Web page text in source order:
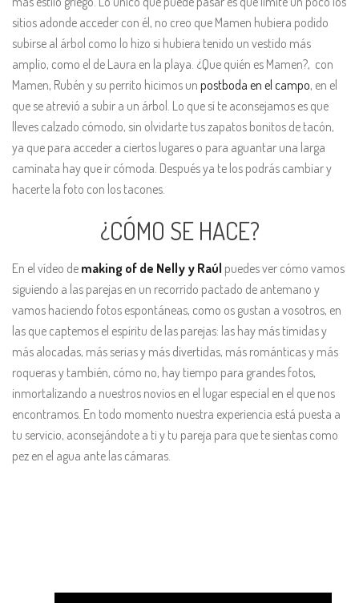
sitios adonde acceder con él, no creo que Mamen hubiera podido
subirse al árbol como lo hizo si hubiera tenido un vestido más
amplio, como el de Laura en la playa. ¿Que quién es Mamen?, con
Mamen, Rubén y su perrito hicimos un postboda en el campo, en el
que se atrevió a subir a un árbol. Lo que sí te aconsejamos es que
lleves calzado cómodo, sin olvidarte tus zapatos bonitos de tacón,
ya que para acceder a ciertos lugares o para aguantar una larga
caminata hay que ir cómoda. Después ya te los podrás cambiar y
hacerte la foto con los tacones.
¿CÓMO SE HACE?
En el vídeo de making of de Nelly y Raúl puedes ver cómo vamos
siguiendo a las parejas en un recorrido pactado de antemano y
vamos haciendo fotos espontáneas, como os gustan a vosotros, en
las que captemos el espíritu de las parejas: las hay más tímidas y
más alocadas, más serias y más divertidas, más románticas y más
roqueras y también, cómo no, hay tiempo para grandes fotos,
inmortalizando a nuestros novios en el lugar especial en el que nos
encontramos. En todo momento nuestra experiencia está puesta a
tu servicio, aconsejándote a ti y tu pareja para que te sientas como
pez en el agua ante las cámaras.